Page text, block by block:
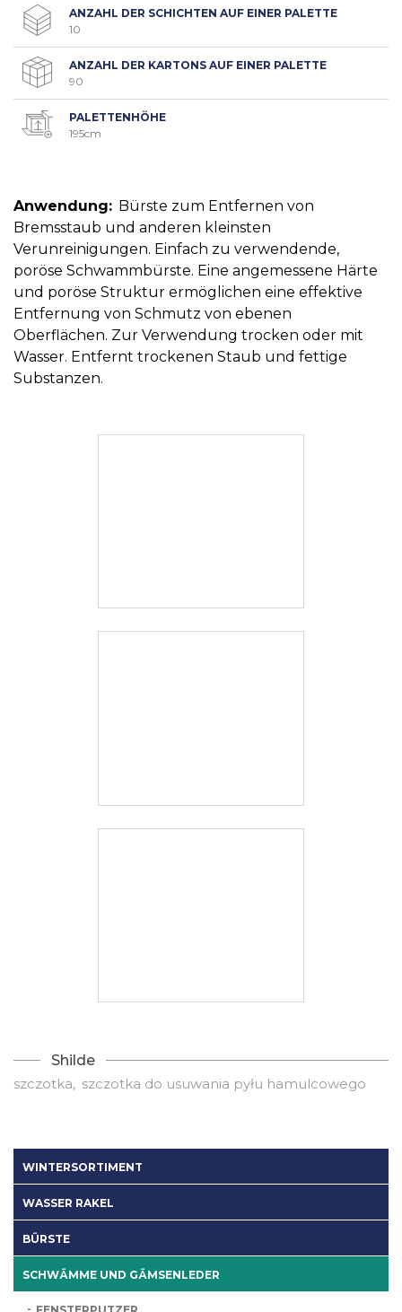
WINTERSORTIMENT
WASSER RAKEL
BÜRSTE
SCHWÄMME UND GÄMSENLEDER
ANZAHL DER SCHICHTEN AUF EINER PALETTE
10
ANZAHL DER KARTONS AUF EINER PALETTE
90
PALETTENHÖHE
195cm
Anwendung: Bürste zum Entfernen von
Bremsstaub und anderen kleinsten
Verunreinigungen. Einfach zu verwendende,
poröse Schwammbürste. Eine angemessene Härte
und poröse Struktur ermöglichen eine effektive
Entfernung von Schmutz von ebenen
Oberflächen. Zur Verwendung trocken oder mit
Wasser. Entfernt trockenen Staub und fettige
Substanzen.
Shilde
szczotka
szczotka do usuwania pyłu hamulcowego